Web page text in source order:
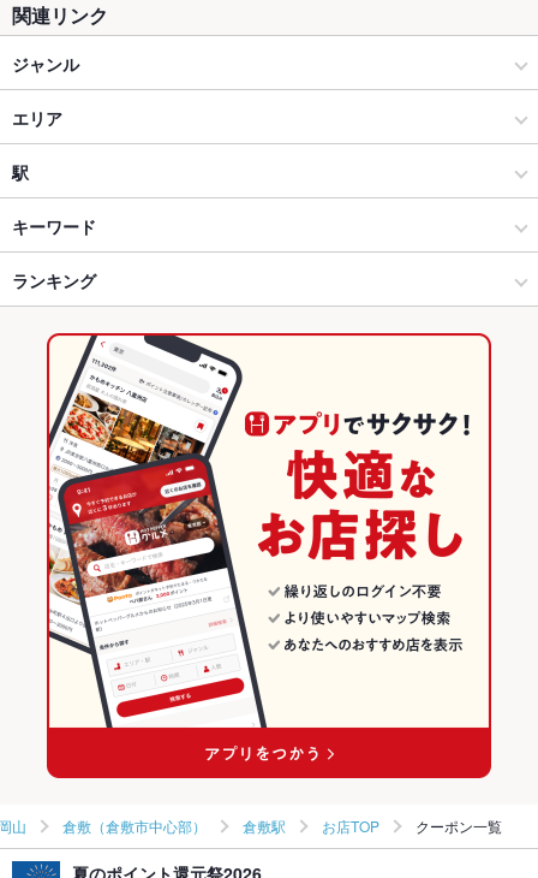
関連リンク
ジャンル
居酒屋
和風
倉敷（倉敷市中心部） × 居酒屋
倉敷（倉敷市中心部） × 和風
倉敷駅 × 居酒屋
倉敷駅 × 和風
創作料理
倉敷（倉敷市中心部） × 創作料理
倉敷（倉敷市中心部） × 和風
倉敷駅 × 創作料理
倉敷駅 × 和風
エリア
倉敷駅
倉敷駅 × 居酒屋
倉敷駅 × 和風
倉敷駅 × 創作料理
倉敷駅 × 和風
岡山 × 居酒屋
岡山 × 和風
岡山 × 創作料理
岡山 × 和風
駅
岡山駅
倉敷駅
倉敷市駅
キーワード
手羽先 からあげ
つくね もつ鍋 ステーキ
チーズケーキ 馬肉 肉寿司
ランキング
岡山のグルメランキング
岡山の居酒屋ランキング
倉敷（倉敷市中心部）のグルメランキング
倉敷（倉敷市中心部）の居酒屋ランキング
倉敷駅のグルメランキング
倉敷駅の居酒屋ランキング
山 倉敷（倉敷市中心部） 倉敷駅 お店TOP クーポン一覧
夏のポイント還元祭2026